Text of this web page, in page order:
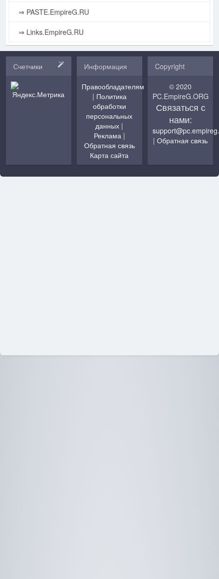
⇒ PASTE.EmpireG.RU
⇒ Links.EmpireG.RU
Счетчики Информация
Правообладателям
| Политика
обработки
персональных
данных |
Реклама|
Обратная связь
Карта сайта
Copyright
© 2020
PC.EmpireG.ORG
Связаться с
нами:
|Обратная связь